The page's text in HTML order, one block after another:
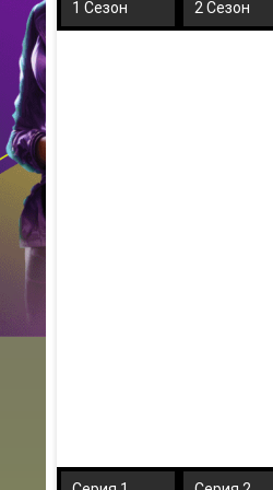
1 Сезон 2 Сезон